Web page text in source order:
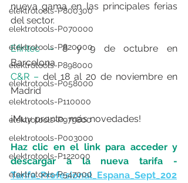
elektrotools-P800300
elektrotools-P070000
elektrotools-P820000
elektrotools-P898000
elektrotools-P058000
elektrotools-P110000
elektrotools-P979800
elektrotools-P003000
elektrotools-P122000
elektrotools-P547000
nueva gama en las principales ferias
del sector.
Efintec – 8 y 9 de octubre en
Barcelona
C&R – del 18 al 20 de noviembre en
Madrid
¡Muy pronto, más novedades!
Haz clic en el link para acceder y
Tarifa_Profesional_Espana_Sept_202